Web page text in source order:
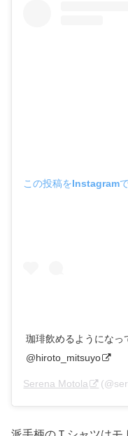
この投稿をInstagram
珈琲飲めるようにな
@hiroto_mitsuyo
Serena Motola